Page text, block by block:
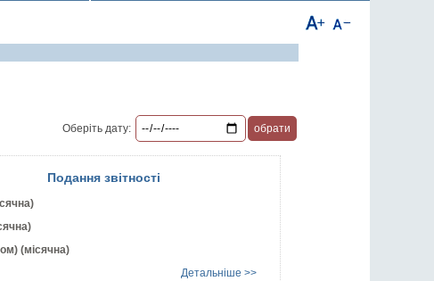
Оберіть дату:
Подання звітності
(місячна)
Детальніше >>